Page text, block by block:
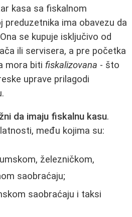
kasa sa fiskalnom
preduzetnika ima obavezu da
se kupuje isključivo od
ili servisera, a pre početka
mora biti fiskalizovana - što
uprave prilagodi
da imaju fiskalnu kasu.
među kojima su:
železničkom,
saobraćaju;
saobraćaju i taksi